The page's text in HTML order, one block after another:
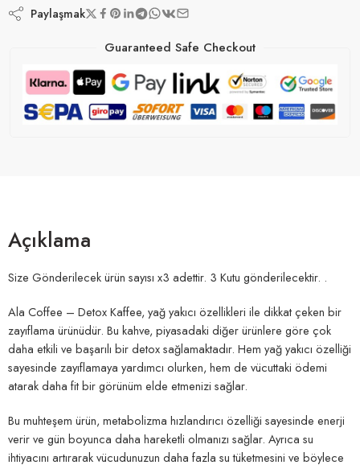
Paylaşmak
Guaranteed Safe Checkout
Açıklama
Size Gönderilecek ürün sayısı x3 adettir. 3 Kutu gönderilecektir. .
Ala Coffee – Detox Kaffee, yağ yakıcı özellikleri ile dikkat çeken bir
zayıflama ürünüdür. Bu kahve, piyasadaki diğer ürünlere göre çok
daha etkili ve başarılı bir detox sağlamaktadır. Hem yağ yakıcı özelliği
sayesinde zayıflamaya yardımcı olurken, hem de vücuttaki ödemi
atarak daha fit bir görünüm elde etmenizi sağlar.
Bu muhteşem ürün, metabolizma hızlandırıcı özelliği sayesinde enerji
verir ve gün boyunca daha hareketli olmanızı sağlar. Ayrıca su
ihtiyacını artırarak vücudunuzun daha fazla su tüketmesini ve böylece